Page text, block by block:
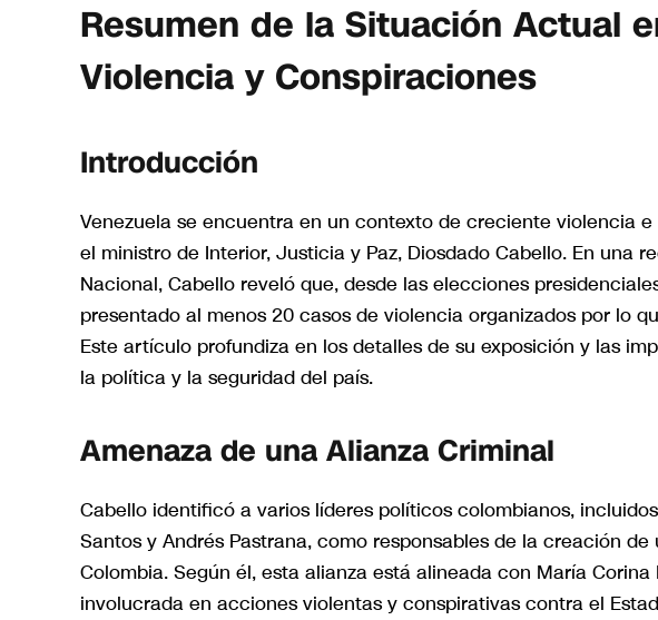
Resumen de la Situación Actual
Violencia y Conspiraciones
Introducción
Venezuela se encuentra en un contexto de creciente violencia
el ministro de Interior, Justicia y Paz, Diosdado Cabello. En una
Nacional, Cabello reveló que, desde las elecciones
presentado al menos 20 casos de violencia organizados por lo
Este artículo profundiza en los detalles de su exposición y las
la política y la seguridad del país.
Amenaza de una Alianza Criminal
Cabello identificó a varios líderes políticos colombianos,
Santos y Andrés Pastrana, como responsables de la creación
Colombia. Según él, esta alianza está alineada con María
involucrada en acciones violentas y conspirativas contra el